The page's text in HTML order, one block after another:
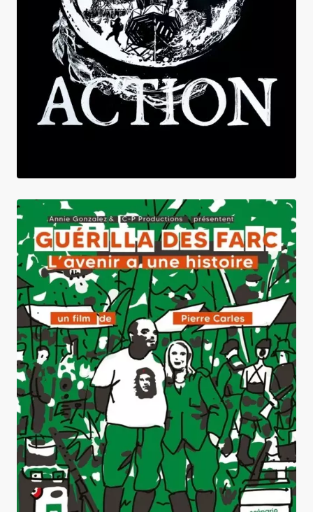
Guérilla des FARC, l'avenir a une histoire